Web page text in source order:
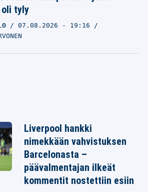
tyly
07.08.2026 - 19:16
Liverpool hankki
nimekkään vahvistuksen
Barcelonasta –
päävalmentajan ilkeät
kommentit nostettiin esiin